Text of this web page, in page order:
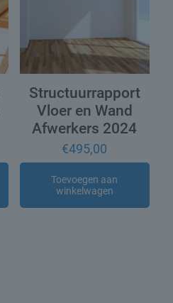
Structuurrapport
Vloer en Wand
Afwerkers 2024
€495,00
Toevoegen aan
winkelwagen